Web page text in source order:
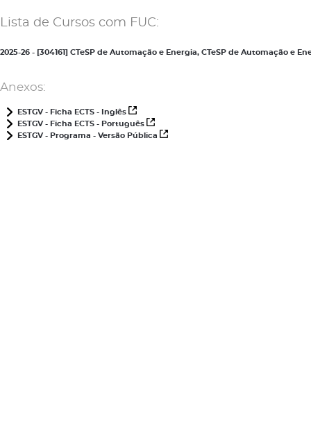
Lista de Cursos com FUC:
2025-26 - [304161] CTeSP de Automação e Energia, CTeSP de Automação e
Anexos:
ESTGV - Ficha ECTS - Inglês
ESTGV - Ficha ECTS - Português
ESTGV - Programa - Versão Pública